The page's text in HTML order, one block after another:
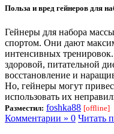
Польза и вред гейнеров для
Гейнеры для набора
спортом. Они дают
интенсивных
здоровой, питательной
восстановление и
Но, гейнеры могут
использовать их
Разместил: foshka88 [offline]
Комментарии » 0 Читать